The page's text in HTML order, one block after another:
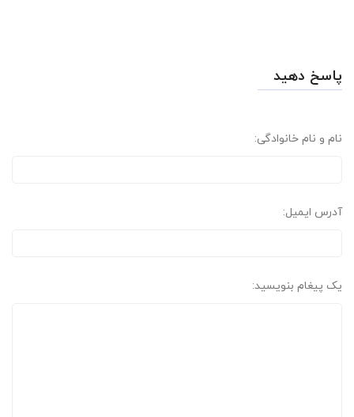
پاسخ دهید
نام و نام خانوادگی:
آدرس ایمیل:
یک پیغام بنویسید: